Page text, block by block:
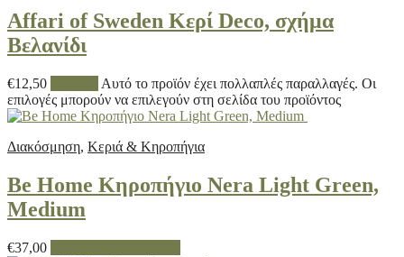
Affari of Sweden Κερί Deco, σχήμα
Βελανίδι
€12,50
Αυτό το προϊόν έχει πολλαπλές παραλλαγές. Οι
επιλογές μπορούν να επιλεγούν στη σελίδα του προϊόντος
Διακόσμηση, Κεριά & Κηροπήγια
Be Home Κηροπήγιο Nera Light Green,
Medium
€37,00